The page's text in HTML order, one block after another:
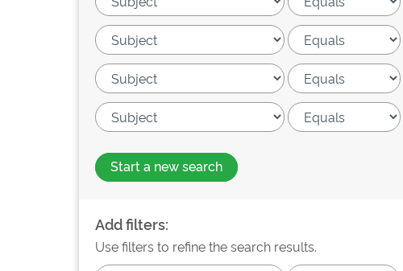
Start a new search
Add filters:
Use filters to refine the search results.